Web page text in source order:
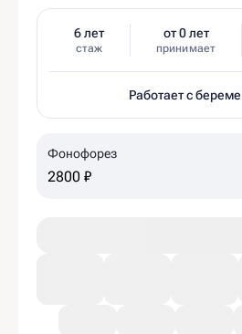
6 лет
стаж
от 0 лет
принимает
Работает с
Фонофорез
2800 ₽